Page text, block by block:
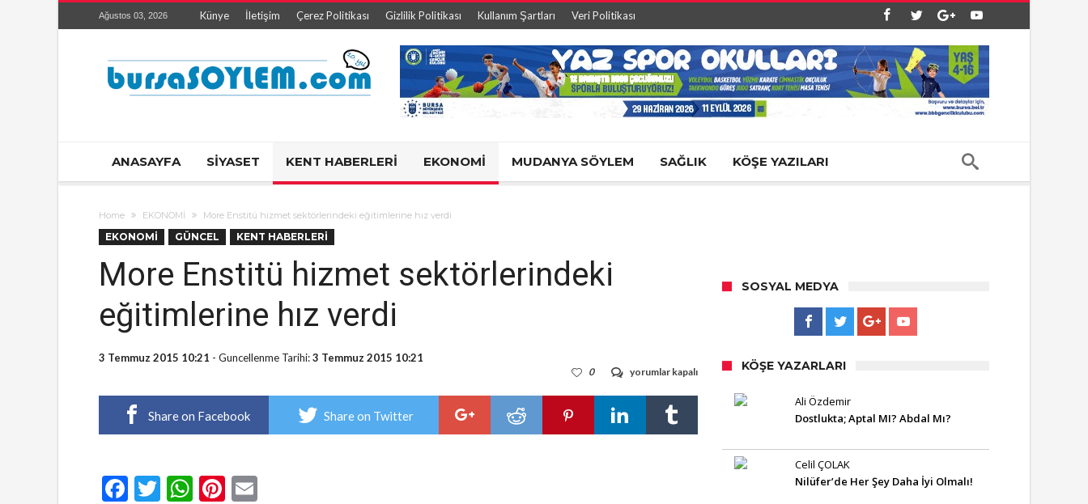
Ağustos 03, 2026 Künye İletişim Çerez Politikası Gizlilik Politikası Kullanım Şartları Veri Politikası
ANASAYFA SİYASET KENT HABERLERİ EKONOMİ MUDANYA SÖYLEM SAĞLIK KÖŞE YAZILARI
Home EKONOMİ More Enstitü hizmet sektörlerindeki eğitimlerine hız verdi
EKONOMİ GÜNCEL KENT HABERLERİ
More Enstitü hizmet sektörlerindeki
eğitimlerine hız verdi
3 Temmuz 2015 10:21 - Guncellenme Tarihi:3 Temmuz 2015 10:21
More
hizmet
sektörlerindeki
eğitimlerine
hız
yorumlar kapalı
0
Share on Facebook Share on Twitter
Facebook
TwitterWhatsApp
Pinterest
SOSYAL MEDYA
KÖŞE YAZARLARI
Ali Özdemir
Dostlukta; Aptal MI? Abdal Mı?
Celil ÇOLAK
Nilüfer’de Her Şey Daha İyi Olmalı!